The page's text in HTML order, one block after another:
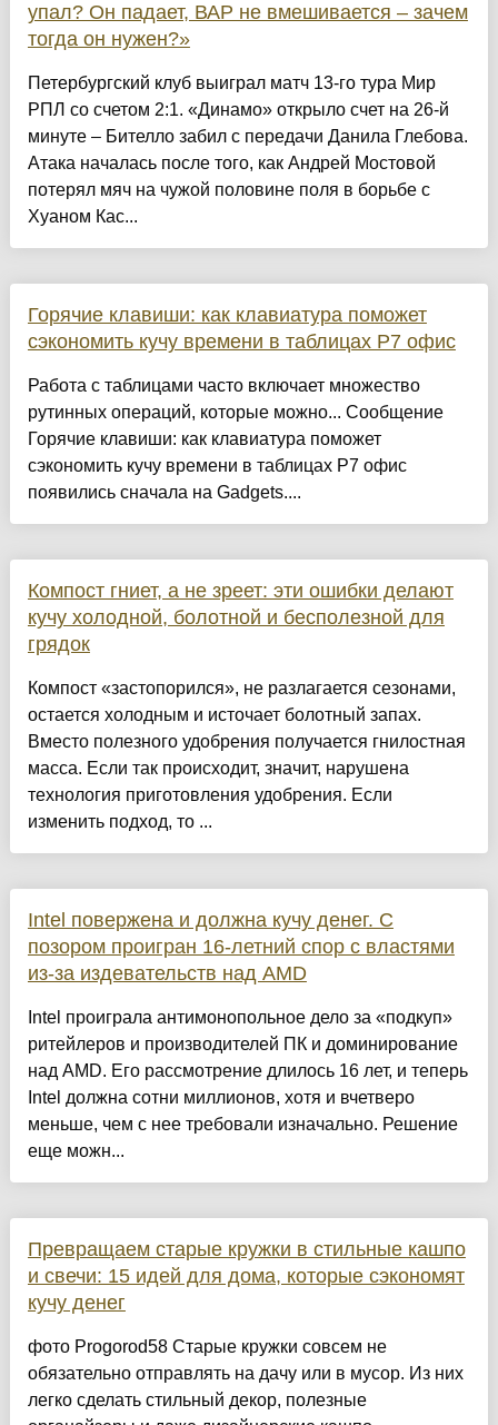
упал? Он падает, ВАР не вмешивается – зачем
тогда он нужен?»
Петербургский клуб выиграл матч 13-го тура Мир
РПЛ со счетом 2:1. «Динамо» открыло счет на 26-й
минуте – Бителло забил с передачи Данила Глебова.
Атака началась после того, как Андрей Мостовой
потерял мяч на чужой половине поля в борьбе с
Хуаном Кас...
Горячие клавиши: как клавиатура поможет
сэкономить кучу времени в таблицах Р7 офис
Работа с таблицами часто включает множество
рутинных операций, которые можно... Сообщение
Горячие клавиши: как клавиатура поможет
сэкономить кучу времени в таблицах Р7 офис
появились сначала на Gadgets....
Компост гниет, а не зреет: эти ошибки делают
кучу холодной, болотной и бесполезной для
грядок
Компост «застопорился», не разлагается сезонами,
остается холодным и источает болотный запах.
Вместо полезного удобрения получается гнилостная
масса. Если так происходит, значит, нарушена
технология приготовления удобрения. Если
изменить подход, то ...
Intel повержена и должна кучу денег. С
позором проигран 16-летний спор с властями
из-за издевательств над AMD
Intel проиграла антимонопольное дело за «подкуп»
ритейлеров и производителей ПК и доминирование
над AMD. Его рассмотрение длилось 16 лет, и теперь
Intel должна сотни миллионов, хотя и вчетверо
меньше, чем с нее требовали изначально. Решение
еще можн...
Превращаем старые кружки в стильные кашпо
и свечи: 15 идей для дома, которые сэкономят
кучу денег
фото Progorod58 Старые кружки совсем не
обязательно отправлять на дачу или в мусор. Из них
легко сделать стильный декор, полезные